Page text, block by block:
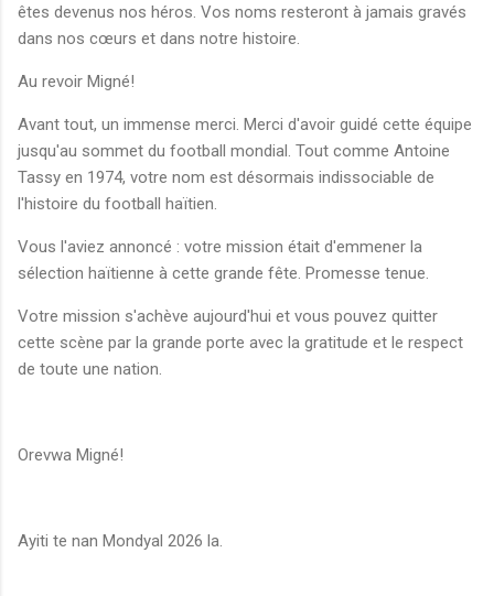
êtes devenus nos héros. Vos noms resteront à jamais gravés
dans nos cœurs et dans notre histoire.
Au revoir Migné!
Avant tout, un immense merci. Merci d'avoir guidé cette équipe
jusqu'au sommet du football mondial. Tout comme Antoine
Tassy en 1974, votre nom est désormais indissociable de
l'histoire du football haïtien.
Vous l'aviez annoncé : votre mission était d'emmener la
sélection haïtienne à cette grande fête. Promesse tenue.
Votre mission s'achève aujourd'hui et vous pouvez quitter
cette scène par la grande porte avec la gratitude et le respect
de toute une nation.
Orevwa Migné!
Ayiti te nan Mondyal 2026 la.